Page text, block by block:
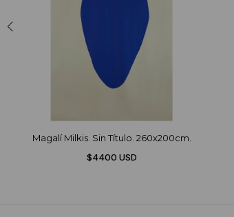
Magalí Milkis. Sin Título. 260x200cm.
$4400 USD